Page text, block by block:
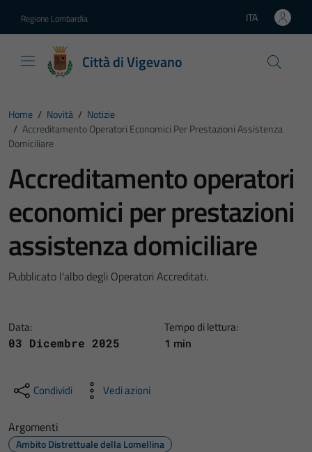
Regione Lombardia Lingua attiva:
ITA
Città di Vigevano
Home / Novità / Notizie
/ Accreditamento Operatori Economici Per Prestazioni Assistenza
Domiciliare
Accreditamento operatori
economici per prestazioni
assistenza domiciliare
Pubblicato l'albo degli Operatori Accreditati.
Data:
03 Dicembre 2025
Tempo di lettura:
1 min
Condividi Vedi azioni
Argomenti
Ambito Distrettuale della Lomellina